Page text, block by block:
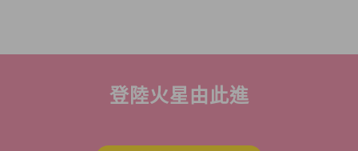
登陸火星由此進